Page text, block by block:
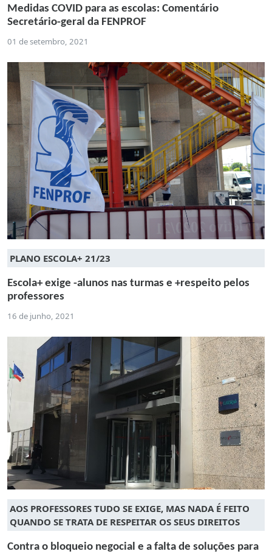
Medidas COVID para as escolas: Comentário
Secretário-geral da FENPROF
01 de setembro, 2021
PLANO ESCOLA+ 21/23
Escola+ exige -alunos nas turmas e +respeito pelos
professores
16 de junho, 2021
AOS PROFESSORES TUDO SE EXIGE, MAS NADA É FEITO
QUANDO SE TRATA DE RESPEITAR OS SEUS DIREITOS
Contra o bloqueio negocial e a falta de soluções para